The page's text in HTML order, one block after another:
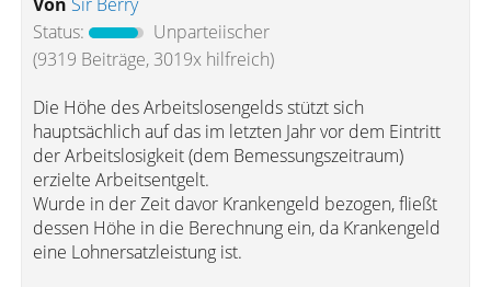
Status:
Unparteiischer
(9319 Beiträge, 3019x hilfreich)
Die Höhe des Arbeitslosengelds stützt sich
hauptsächlich auf das im letzten Jahr vor dem Eintritt
der Arbeitslosigkeit (dem Bemessungszeitraum)
erzielte Arbeitsentgelt.
Wurde in der Zeit davor Krankengeld bezogen, fließt
dessen Höhe in die Berechnung ein, da Krankengeld
eine Lohnersatzleistung ist.